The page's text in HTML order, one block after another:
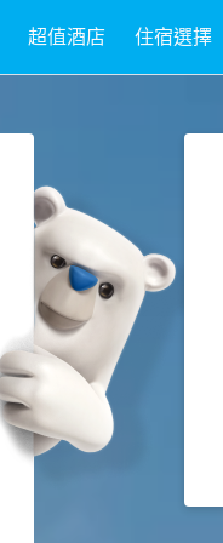
超值酒店 住宿選擇